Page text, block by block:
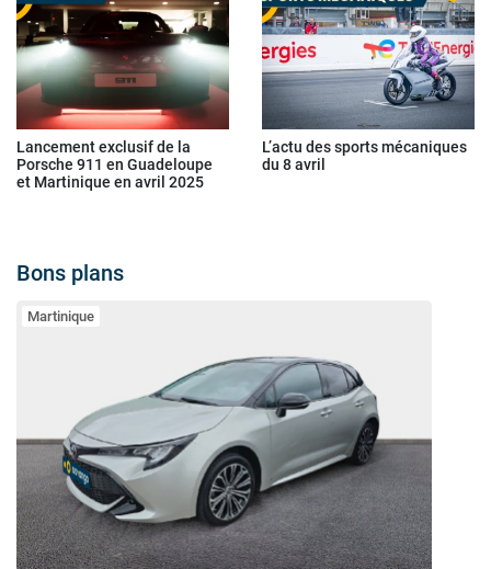
Lancement exclusif de la
Porsche 911 en Guadeloupe
et Martinique en avril 2025
L’actu des sports mécaniques
du 8 avril
Bons plans
Martinique